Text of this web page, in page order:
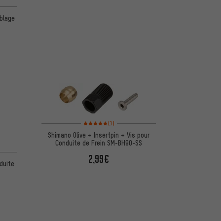
Note moyenne : 5 sur 5 d'après 1 avis
(1)
Shimano Olive + Insertpin + Vis pour
Conduite de Frein SM-BH90-SS
2,99€